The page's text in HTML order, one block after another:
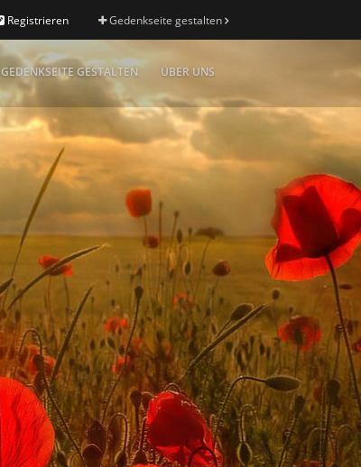
Registrieren Gedenkseite gestalten
GEDENKSEITE GESTALTEN ÜBER UNS